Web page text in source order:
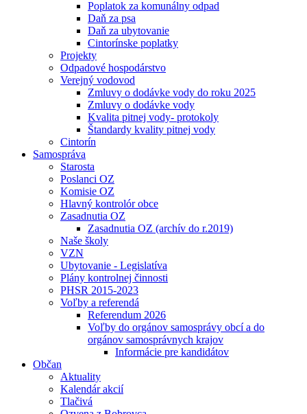
Poplatok za komunálny odpad
Daň za psa
Daň za ubytovanie
Cintorínske poplatky
Projekty
Odpadové hospodárstvo
Verejný vodovod
Zmluvy o dodávke vody do roku 2025
Zmluvy o dodávke vody
Kvalita pitnej vody- protokoly
Štandardy kvality pitnej vody
Cintorín
Samospráva
Starosta
Poslanci OZ
Komisie OZ
Hlavný kontrolór obce
Zasadnutia OZ
Zasadnutia OZ (archív do r.2019)
Naše školy
VZN
Ubytovanie - Legislatíva
Plány kontrolnej činnosti
PHSR 2015-2023
Voľby a referendá
Referendum 2026
Voľby do orgánov samosprávy obcí a do
orgánov samosprávnych krajov
Informácie pre kandidátov
Občan
Aktuality
Kalendár akcií
Tlačivá